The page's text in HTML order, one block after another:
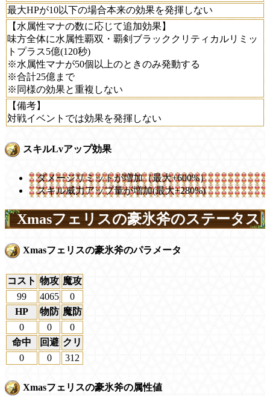
最大HPが10以下の場合本来の効果を発揮しない
【水属性マナの数に応じて追加効果】
味方全体に水属性覇双・覇剣ブラッククリティカルリミッ
トプラス5億(120秒)
※水属性マナが50個以上のときのみ発動する
※合計25億まで
※同様の効果と重複しない
【備考】
対戦イベントでは効果を発揮しない
スキルLvアップ効果
ダメージリミットが増加（最大+600%）
スキル威力アップ量が増加(最大+280%)
Xmasフェリスの豪氷斧のステータス
Xmasフェリスの豪氷斧のパラメータ
コスト 物攻 魔攻
99
4065
0
HP
物防 魔防
0
0
0
命中
回避 クリ
0
0 312
Xmasフェリスの豪氷斧の属性値